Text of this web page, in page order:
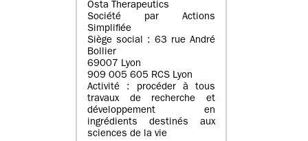
Osta Therapeutics
Société par Actions
Simplifiée
Siège social : 63 rue André
Bollier
69007 Lyon
909 005 605 RCS Lyon
Activité : procéder à tous
travaux de recherche et
développement en
ingrédients destinés aux
sciences de la vie